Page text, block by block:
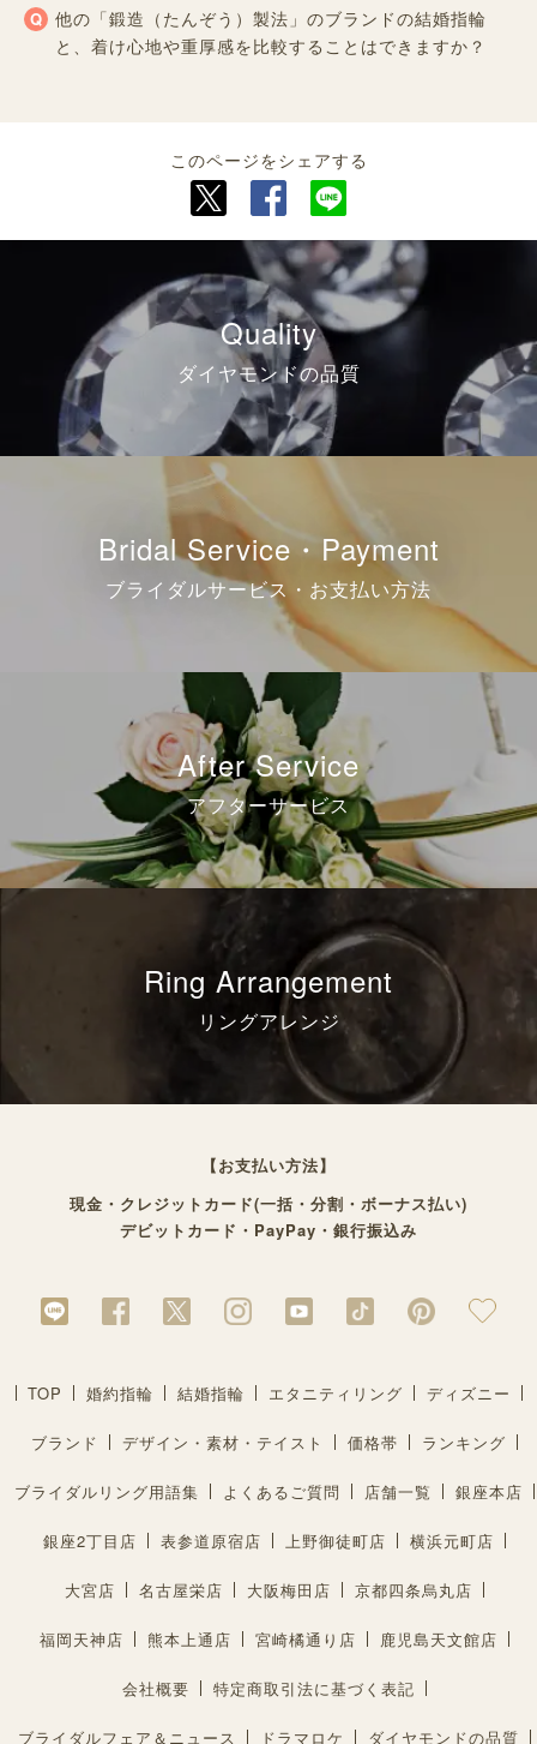
他の「鍛造（たんぞう）製法」のブランドの結婚指輪
と、着け心地や重厚感を比較することはできますか？
このページをシェアする
Quality
ダイヤモンドの品質
Bridal Service・Payment
ブライダルサービス・お支払い方法
After Service
アフターサービス
Ring Arrangement
リングアレンジ
【お支払い方法】
現金・クレジットカード(一括・分割・ボーナス払い)
デビットカード・PayPay・銀行振込み
TOP 婚約指輪 結婚指輪 エタニティリング ディズニー
ブランド デザイン・素材・テイスト 価格帯 ランキング
ブライダルリング用語集 よくあるご質問 店舗一覧 銀座本店
銀座2丁目店 表参道原宿店 上野御徒町店 横浜元町店
大宮店 名古屋栄店 大阪梅田店 京都四条烏丸店
福岡天神店 熊本上通店 宮崎橘通り店 鹿児島天文館店
会社概要 特定商取引法に基づく表記
ブライダルフェア＆ニュース ドラマロケ ダイヤモンドの品質